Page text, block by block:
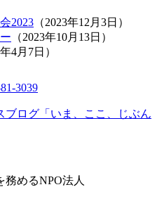
2023 （2023年12月3日 ）
（2023年10月13日 ）
4月7日 ）
めるNPO法人